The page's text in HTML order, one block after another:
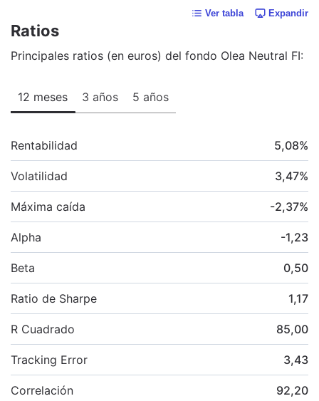
Ver tabla Expandir
Ratios
Principales ratios (en euros) del fondo Olea Neutral FI:
12 meses 3 años 5 años
Rentabilidad 5,08%
Volatilidad 3,47%
Máxima caída -2,37%
Alpha -1,23
Beta 0,50
Ratio de Sharpe 1,17
R Cuadrado 85,00
Tracking Error 3,43
Correlación 92,20